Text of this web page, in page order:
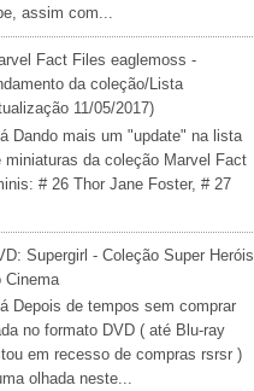
assim com...
Fact Files eaglemoss -
da coleção/Lista
11/05/2017)
Dando mais um "update" na lista
miniaturas da coleção Marvel Fact
# 26 Thor Jane Foster, # 27
Supergirl - Coleção Super Heróis
Cinema
Depois de tempos sem comprar
no formato DVD ( até Blu-ray
em recesso de compras rsrsr )
olhada neste...